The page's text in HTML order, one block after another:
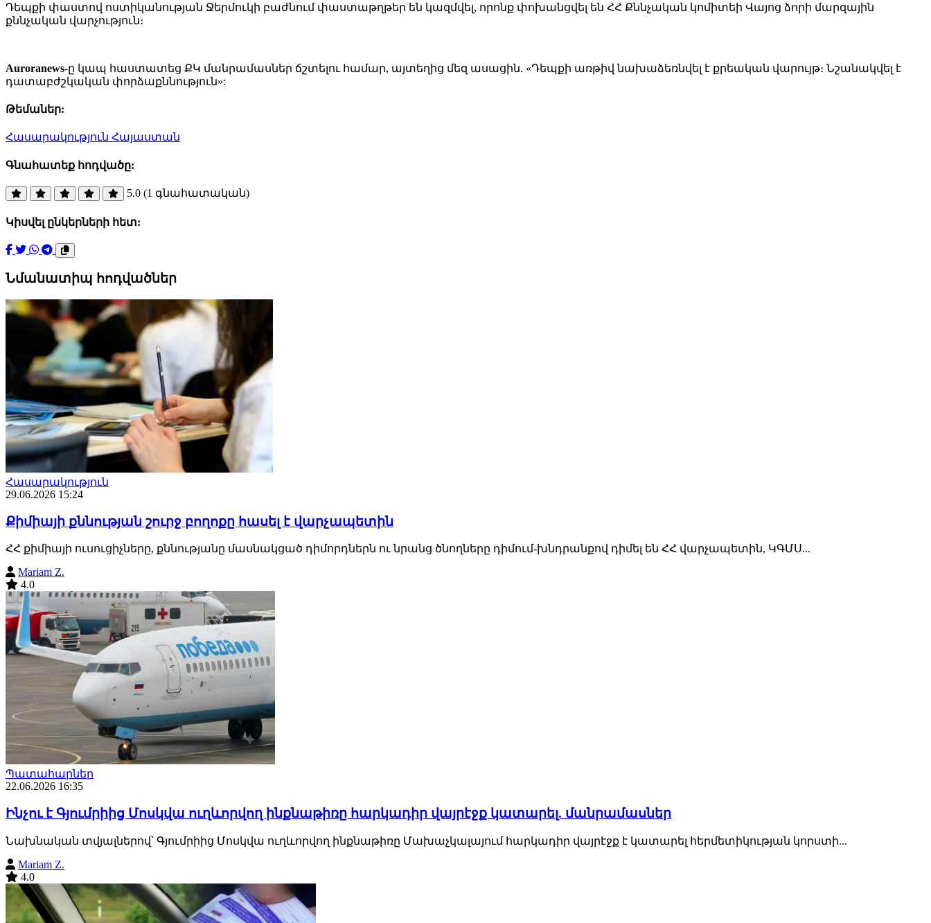
Դեպքի փաստով ոստիկանության Ջերմուկի բաժնում փաստաթղթեր են կազմվել, որոնք փոխանցվել են ՀՀ Քննչական կոմիտեի Վայոց ձորի մարզային
քննչական վարչություն։
Auroranews-ը կապ հաստատեց ՔԿ մանրամասներ ճշտելու համար, այտեղից մեզ ասացին. «Դեպքի առթիվ նախաձեռնվել է քրեական վարույթ։ Նշանակվել է
դատաբժշկական փորձաքննություն»:
Թեմաներ:
Հասարակություն Հայաստան
Գնահատեք հոդվածը:
5.0 (1 գնահատական)
Կիսվել ընկերների հետ:
Նմանատիպ հոդվածներ
Հասարակություն
29.06.2026 15:24
Քիմիայի քննության շուրջ բողոքը հասել է վարչապետին
ՀՀ քիմիայի ուսուցիչները, քննությանը մասնակցած դիմորդներն ու նրանց ծնողները դիմում-խնդրանքով դիմել են ՀՀ վարչապետին, ԿԳՄՍ...
Mariam Z.
4.0
Պատահարներ
22.06.2026 16:35
Ինչու է Գյումրիից Մոսկվա ուղևորվող ինքնաթիռը հարկադիր վայրէջք կատարել. մանրամասներ
Նախնական տվյալներով՝ Գյումրիից Մոսկվա ուղևորվող ինքնաթիռը Մախաչկալայում հարկադիր վայրէջք է կատարել հերմետիկության կորստի...
Mariam Z.
4.0